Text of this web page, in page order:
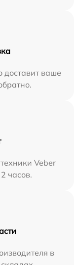
доставит ваше
Veber
часов.
в